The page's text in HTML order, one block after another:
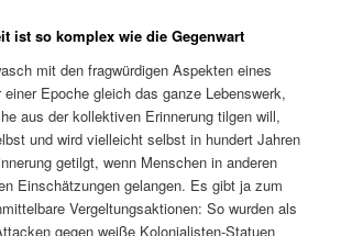
ist so komplex wie die Gegenwart
mit den fragwürdigen Aspekten eines
einer Epoche gleich das ganze Lebenswerk,
aus der kollektiven Erinnerung tilgen will,
und wird vielleicht selbst in hundert Jahren
getilgt, wenn Menschen in anderen
Einschätzungen gelangen. Es gibt ja zum
Vergeltungsaktionen: So wurden als
gegen weiße Kolonialisten-Statuen